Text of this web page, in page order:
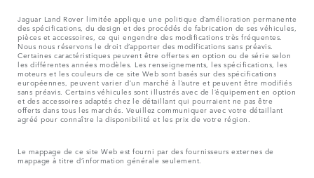
Jaguar Land Rover limitée applique une politique d’amélioration permanente
des spécifications, du design et des procédés de fabrication de ses véhicules,
pièces et accessoires, ce qui engendre des modifications très fréquentes.
Nous nous réservons le droit d’apporter des modifications sans préavis.
Certaines caractéristiques peuvent être offertes en option ou de série selon
les différentes années modèles. Les renseignements, les spécifications, les
moteurs et les couleurs de ce site Web sont basés sur des spécifications
européennes, peuvent varier d’un marché à l’autre et peuvent être modifiés
sans préavis. Certains véhicules sont illustrés avec de l’équipement en option
et des accessoires adaptés chez le détaillant qui pourraient ne pas être
offerts dans tous les marchés. Veuillez communiquer avec votre détaillant
agréé pour connaître la disponibilité et les prix de votre région.
Le mappage de ce site Web est fourni par des fournisseurs externes de
mappage à titre d’information générale seulement.